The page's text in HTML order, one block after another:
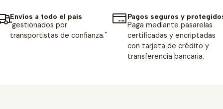
Envíos a todo el pais
"gestionados por
transportistas de confianza."
Pagos seguros y
Paga mediante pasarelas
certificadas y encriptadas
con tarjeta de crédito y
transferencia bancaria.